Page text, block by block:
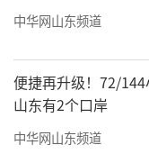
中华网山东频道
便捷再升级！72/144
山东有2个口岸
中华网山东频道